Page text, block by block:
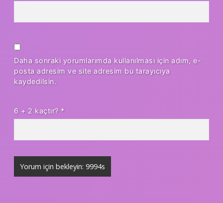
Daha sonraki yorumlarımda kullanılması için adım, e-
posta adresim ve site adresim bu tarayıcıya
kaydedilsin.
6 + 2 kaçtır? *